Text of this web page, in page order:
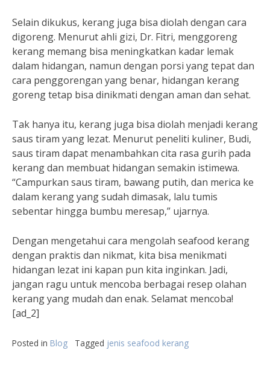
Selain dikukus, kerang juga bisa diolah dengan cara
digoreng. Menurut ahli gizi, Dr. Fitri, menggoreng
kerang memang bisa meningkatkan kadar lemak
dalam hidangan, namun dengan porsi yang tepat dan
cara penggorengan yang benar, hidangan kerang
goreng tetap bisa dinikmati dengan aman dan sehat.
Tak hanya itu, kerang juga bisa diolah menjadi kerang
saus tiram yang lezat. Menurut peneliti kuliner, Budi,
saus tiram dapat menambahkan cita rasa gurih pada
kerang dan membuat hidangan semakin istimewa.
“Campurkan saus tiram, bawang putih, dan merica ke
dalam kerang yang sudah dimasak, lalu tumis
sebentar hingga bumbu meresap,” ujarnya.
Dengan mengetahui cara mengolah seafood kerang
dengan praktis dan nikmat, kita bisa menikmati
hidangan lezat ini kapan pun kita inginkan. Jadi,
jangan ragu untuk mencoba berbagai resep olahan
kerang yang mudah dan enak. Selamat mencoba!
[ad_2]
Posted in Blog Tagged jenis seafood kerang